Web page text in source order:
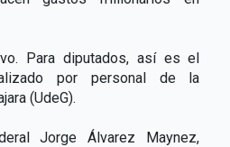
Para diputados, así es el
por personal de la
(UdeG).
Jorge Álvarez Maynez,